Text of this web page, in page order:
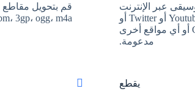
عبر الإنترنت
من TikTok أو Facebook أو Youtube أو Twitter أو
Instagram أو Spotify أو Gaana أو أي مواقع أخرى
مدعومة.
قم بتحويل مقاطع
يقطع